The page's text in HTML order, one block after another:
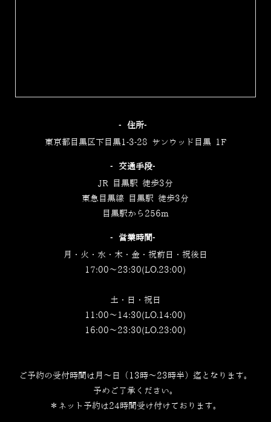
‐住所‐
東京都目黒区下目黒1-3-28 サンウッド目黒 1F
‐交通手段‐
JR 目黒駅 徒歩3分
東急目黒線 目黒駅 徒歩3分
目黒駅から256m
‐営業時間‐
月・火・水・木・金・祝前日・祝後日
17:00～23:30(LO.23:00)
土・日・祝日
11:00～14:30(LO.14:00)
16:00～23:30(LO.23:00)
ご予約の受付時間は月～日（13時～23時半）迄となります。
予めご了承ください。
＊ネット予約は24時間受け付けております。